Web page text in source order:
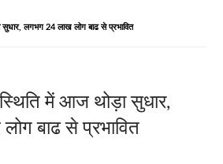
लगभग 24 लाख लोग बाढ से प्रभावित
में आज थोड़ा सुधार,
बाढ से प्रभावित